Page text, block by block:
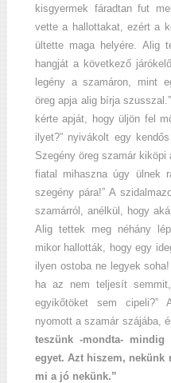
kisgyermek fáradtan fut
vette a hallottakat, ezért a
ültette maga helyére. Alig
hangját a következő
legény a szamáron, mint
öreg apja alig bírja
kérte apját, hogy üljön fel
ilyet?” nyivákolt egy
Szegény öreg szamár
fiatal mihaszna úgy ülnek
szegény pára!” A
szamárról, anélkül, hogy
Alig tettek meg néhány
mikor hallották, hogy egy
ilyen ostoba ne legyek
ha az nem teljesít
egyikőtöket sem
nyomott a szamár szájába,
teszünk -mondta-
egyet. Azt hiszem,
mi a jó nekünk.”